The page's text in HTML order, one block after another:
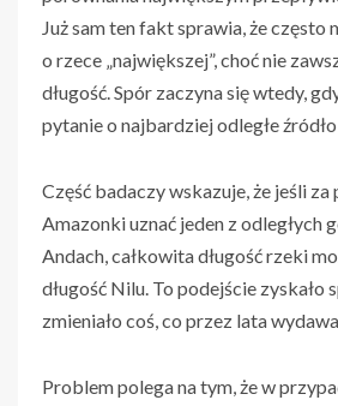
Już sam ten fakt sprawia, że często
o rzece „największej”, choć nie
długość. Spór zaczyna się wtedy,
pytanie o najbardziej odległe
Część badaczy wskazuje, że jeśli za
Amazonki uznać jeden z odległych
Andach, całkowita długość rzeki
długość Nilu. To podejście zyskało
zmieniało coś, co przez lata
Problem polega na tym, że w